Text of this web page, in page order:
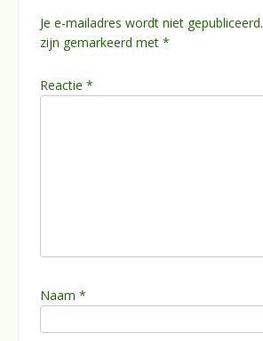
Je e-mailadres wordt niet gepubliceerd.
zijn gemarkeerd met *
Reactie *
Naam *